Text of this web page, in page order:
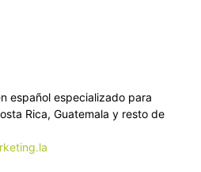
español especializado para
Rica, Guatemala y resto de